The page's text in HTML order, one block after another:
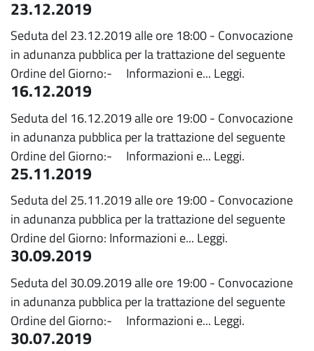
23.12.2019
Seduta del 23.12.2019 alle ore 18:00 - Convocazione
in adunanza pubblica per la trattazione del seguente
Ordine del Giorno:- Informazioni e... Leggi.
16.12.2019
Seduta del 16.12.2019 alle ore 19:00 - Convocazione
in adunanza pubblica per la trattazione del seguente
Ordine del Giorno:- Informazioni e... Leggi.
25.11.2019
Seduta del 25.11.2019 alle ore 19:00 - Convocazione
in adunanza pubblica per la trattazione del seguente
Ordine del Giorno: Informazioni e... Leggi.
30.09.2019
Seduta del 30.09.2019 alle ore 19:00 - Convocazione
in adunanza pubblica per la trattazione del seguente
Ordine del Giorno:- Informazioni e... Leggi.
30.07.2019